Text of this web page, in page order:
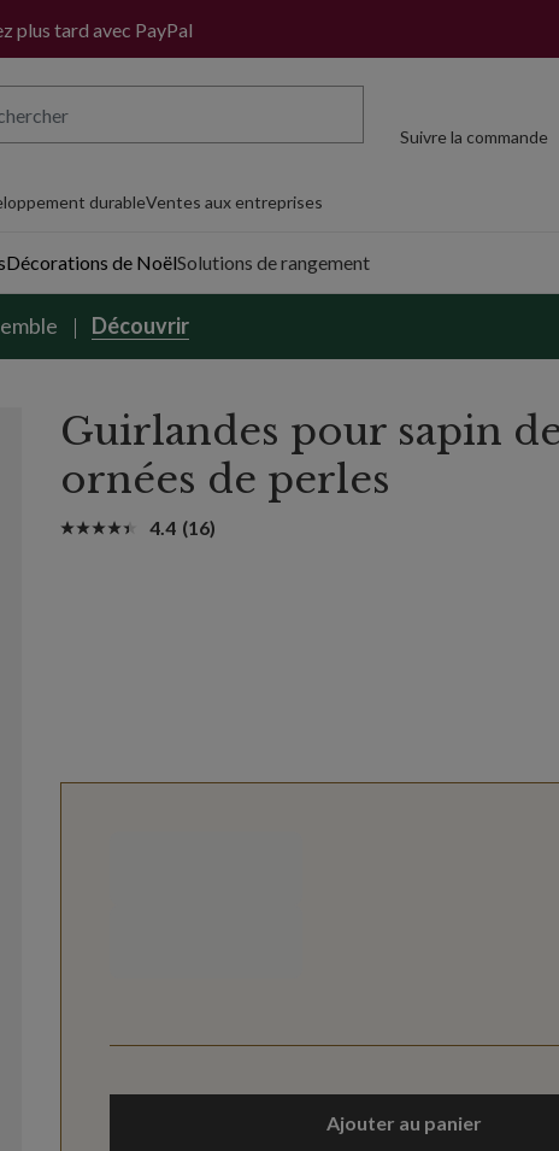
plus tard avec PayPal
Suivre la commande
durableVentes aux entreprises
Décorations de NoëlSolutions de rangement
Découvrir
Guirlandes pour sapin
ornées de perles
4.4 (16)
Ajouter au panier